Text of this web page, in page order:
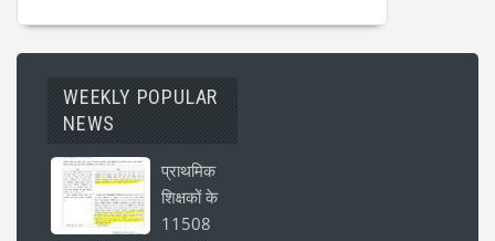
WEEKLY POPULAR
NEWS
प्राथमिक
शिक्षकों के
11508